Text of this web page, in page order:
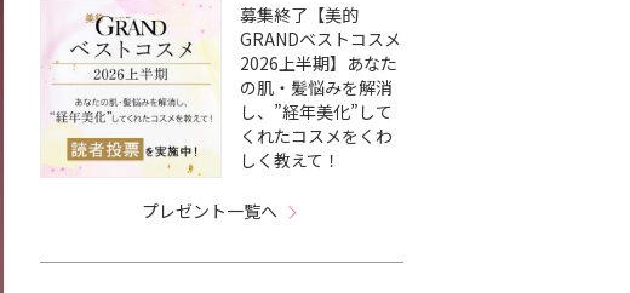
募集終了【美的
GRANDベストコスメ
2026上半期】あなた
の肌・髪悩みを解消
し、”経年美化”して
くれたコスメをくわ
しく教えて！
プレゼント一覧へ